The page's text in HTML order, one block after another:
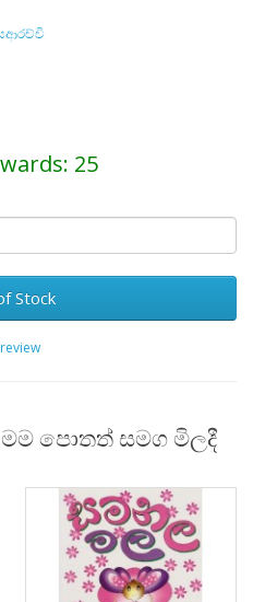
25
Stock
මෙම පොතත් සමග මිලදී